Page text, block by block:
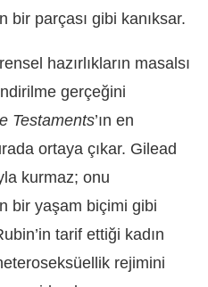
bir parçası gibi kanıksar.
hazırlıkların masalsı
gerçeğini
Testaments’ın en
ortaya çıkar. Gilead
kurmaz; onu
bir yaşam biçimi gibi
tarif ettiği kadın
rejimini